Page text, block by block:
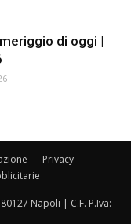
di oggi |
Privacy
Napoli | C.F. P.Iva: